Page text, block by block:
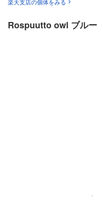
Rospuutto owl ブルー